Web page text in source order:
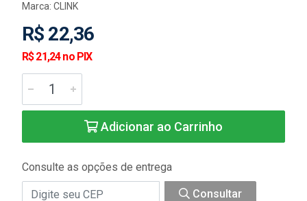
Marca: CLINK
R$ 22,36
R$ 21,24 no PIX
Adicionar ao Carrinho
Consulte as opções de entrega
Consultar